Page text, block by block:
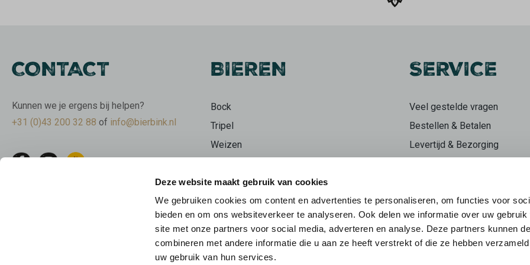
Deze website maakt gebruik van cookies
We gebruiken cookies om content en advertenties te personaliseren, om functies voor
bieden en om ons websiteverkeer te analyseren. Ook delen we informatie over uw gebruik
site met onze partners voor social media, adverteren en analyse. Deze partners kunnen
combineren met andere informatie die u aan ze heeft verstrekt of die ze hebben
uw gebruik van hun services.
CONTACT
Kunnen we je ergens bij helpen?
+31 (0)43 200 32 88 of info@bierbink.nl
BIEREN
Bock
Tripel
Weizen
Stout
Bierpakketten
Limburgse bieren
Beer Geeks
SERVICE
Veel gestelde vragen
Bestellen & Betalen
Levertijd & Bezorging
Herroepingsrecht
Mijn account